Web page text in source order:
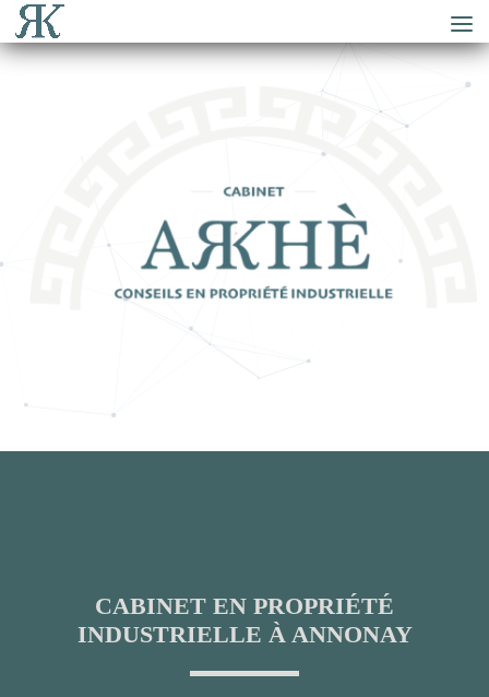
CABINET EN PROPRIÉTÉ
INDUSTRIELLE À ANNONAY